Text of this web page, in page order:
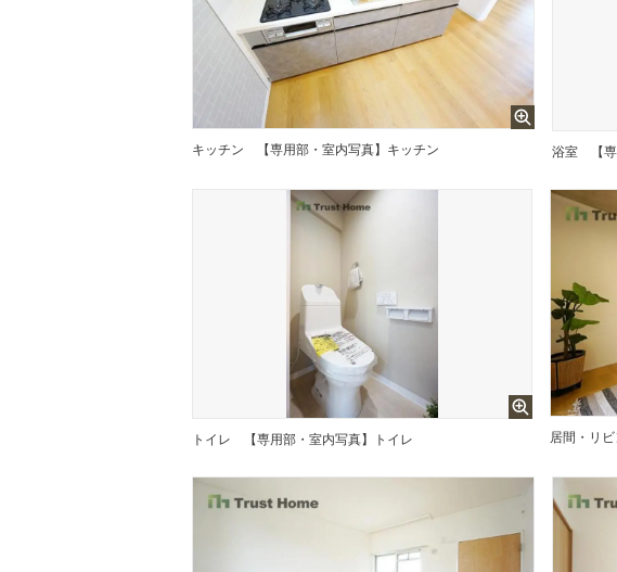
キッチン 【専用部・室内写真】キッチン 浴室 【
トイレ 【専用部・室内写真】トイレ 居間・リ